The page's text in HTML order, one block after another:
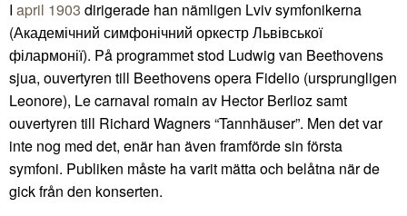
I april 1903 dirigerade han nämligen Lviv symfonikerna
(Академічний симфонічний оркестр Львівської
філармонії). På programmet stod Ludwig van Beethovens
sjua, ouvertyren till Beethovens opera Fidelio (ursprungligen
Leonore), Le carnaval romain av Hector Berlioz samt
ouvertyren till Richard Wagners “Tannhäuser”. Men det var
inte nog med det, enär han även framförde sin första
symfoni. Publiken måste ha varit mätta och belåtna när de
gick från den konserten.